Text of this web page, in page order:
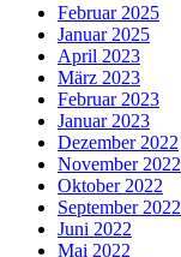
Februar 2025
Januar 2025
April 2023
März 2023
Februar 2023
Januar 2023
Dezember 2022
November 2022
Oktober 2022
September 2022
Juni 2022
Mai 2022